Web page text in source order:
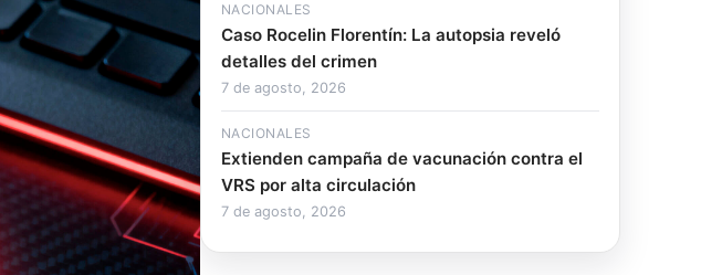
NACIONALES
Caso Rocelin Florentín: La autopsia reveló
detalles del crimen
7 de agosto, 2026
NACIONALES
Extienden campaña de vacunación contra el
VRS por alta circulación
7 de agosto, 2026